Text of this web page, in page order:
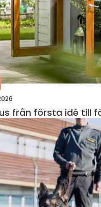
Bygga hus från första